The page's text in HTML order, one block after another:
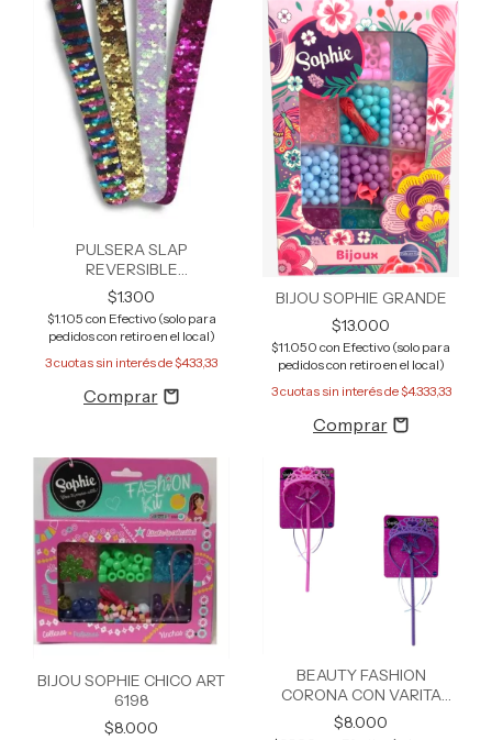
PULSERA SLAP
REVERSIBLE
LENTEJUELAS
$1.300
$1.105 con Efectivo (solo para
pedidos con retiro en el local)
3cuotas sin interés de$433,33
BIJOU SOPHIE GRANDE
$13.000
$11.050 con Efectivo (solo para
pedidos con retiro en el local)
3cuotas sin interés de$4.333,33
BIJOU SOPHIE CHICO ART
6198
$8.000
BEAUTY FASHION
CORONA CON VARITA
SOPHIE
$8.000